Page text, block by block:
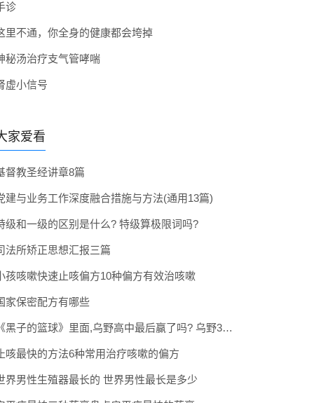
诊
里不通，你全身的健康都会垮掉
秘汤治疗支气管哮喘
虚小信号
家爱看
督教圣经讲章8篇
建与业务工作深度融合措施与方法(通用13篇)
级和一级的区别是什么? 特级算极限词吗?
法所矫正思想汇报三篇
孩咳嗽快速止咳偏方10种偏方有效治咳嗽
家保密配方有哪些
《黑子的篮球》里面,乌野高中最后赢了吗? 乌野3年拿到全国冠军了吗
咳最快的方法6种常用治疗咳嗽的偏方
界男性生殖器最长的 世界男性最长是多少